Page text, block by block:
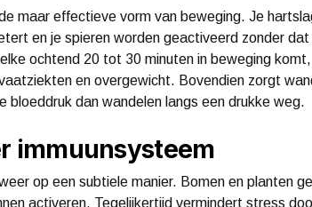
maar effectieve vorm van beweging. Je
en je spieren worden geactiveerd zonder
ochtend 20 tot 30 minuten in beweging
en overgewicht. Bovendien zorgt
bloeddruk dan wandelen langs een drukke weg.
immuunsysteem
op een subtiele manier. Bomen en planten
activeren. Tegelijkertijd vermindert stress